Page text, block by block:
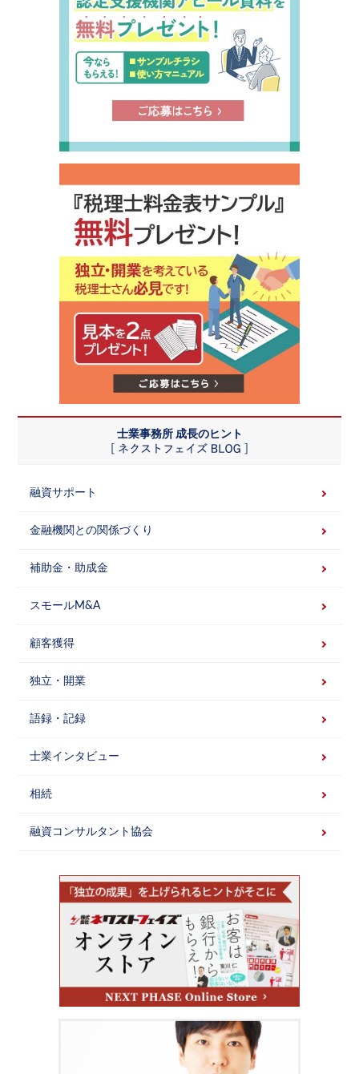
士業事務所 成長のヒント
融資サポート
金融機関との関係づくり
補助金・助成金
スモールM&A
顧客獲得
独立・開業
語録・記録
士業インタビュー
相続
融資コンサルタント協会